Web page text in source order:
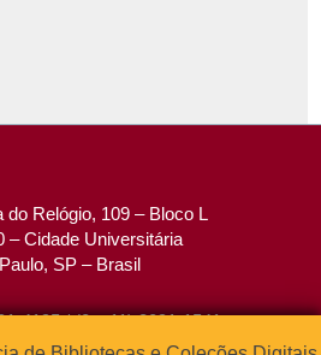
do Relógio, 109 – Bloco L
– Cidade Universitária
SP – Brasil
4195 / (0xx11) 3091-1541
3091-1567